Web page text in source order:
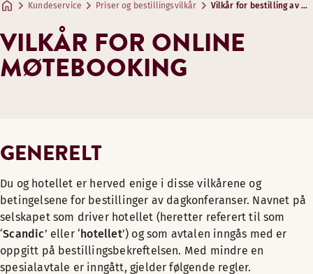
Kundeservice Priser og bestillingsvilkår Vilkår for bestilling av
VILKÅR FOR ONLINE
MØTEBOOKING
GENERELT
Du og hotellet er herved enige i disse vilkårene og
betingelsene for bestillinger av dagkonferanser. Navnet på
selskapet som driver hotellet (heretter referert til som
‘Scandic’ eller ‘hotellet’) og som avtalen inngås med er
oppgitt på bestillingsbekreftelsen. Med mindre en
spesialavtale er inngått, gjelder følgende regler.